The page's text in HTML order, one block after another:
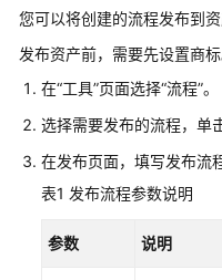
服
务
公
告
产
品
绍
您可以将创建的流程发布到
发布资产前，需要先设置商
在“工具”页面选择“流程”。
选择需要发布的流程，单
在发布页面，填写发布流
表1 发布流程参数说明
参数 说明